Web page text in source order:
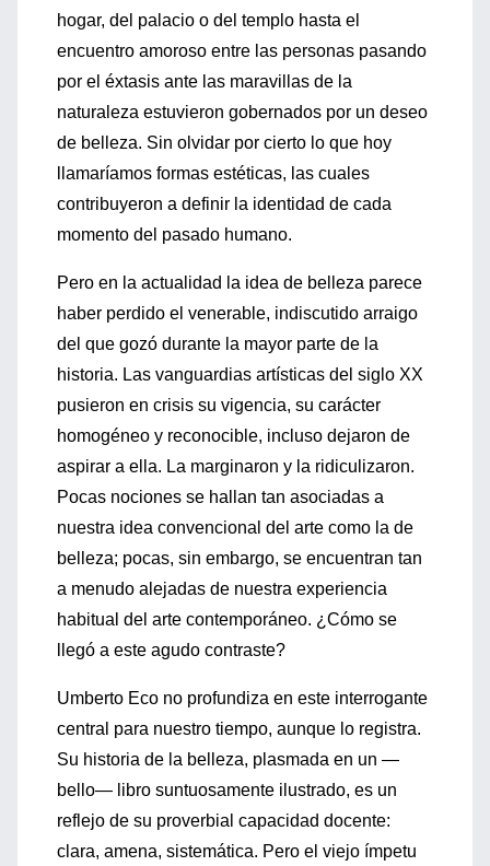
hogar, del palacio o del templo hasta el
encuentro amoroso entre las personas pasando
por el éxtasis ante las maravillas de la
naturaleza estuvieron gobernados por un deseo
de belleza. Sin olvidar por cierto lo que hoy
llamaríamos formas estéticas, las cuales
contribuyeron a definir la identidad de cada
momento del pasado humano.
Pero en la actualidad la idea de belleza parece
haber perdido el venerable, indiscutido arraigo
del que gozó durante la mayor parte de la
historia. Las vanguardias artísticas del siglo XX
pusieron en crisis su vigencia, su carácter
homogéneo y reconocible, incluso dejaron de
aspirar a ella. La marginaron y la ridiculizaron.
Pocas nociones se hallan tan asociadas a
nuestra idea convencional del arte como la de
belleza; pocas, sin embargo, se encuentran tan
a menudo alejadas de nuestra experiencia
habitual del arte contemporáneo. ¿Cómo se
llegó a este agudo contraste?
Umberto Eco no profundiza en este interrogante
central para nuestro tiempo, aunque lo registra.
Su historia de la belleza, plasmada en un —
bello— libro suntuosamente ilustrado, es un
reflejo de su proverbial capacidad docente:
clara, amena, sistemática. Pero el viejo ímpetu